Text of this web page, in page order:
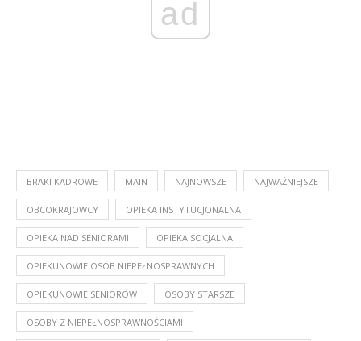
ad
BRAKI KADROWE MAIN NAJNOWSZE NAJWAŻNIEJSZE
OBCOKRAJOWCY OPIEKA INSTYTUCJONALNA
OPIEKA NAD SENIORAMI OPIEKA SOCJALNA
OPIEKUNOWIE OSÓB NIEPEŁNOSPRAWNYCH
OPIEKUNOWIE SENIORÓW OSOBY STARSZE
OSOBY Z NIEPEŁNOSPRAWNOŚCIAMI